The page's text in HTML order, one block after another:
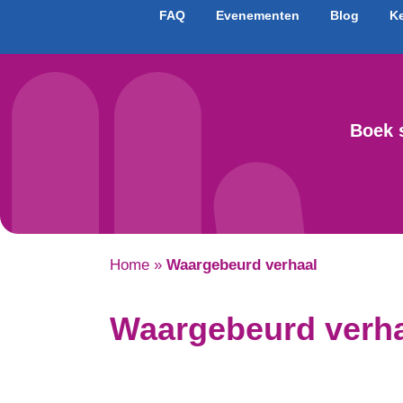
FAQ Evenementen Blog
Boek
Home » Waargebeurd verhaal
Waargebeurd